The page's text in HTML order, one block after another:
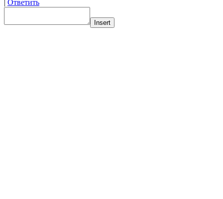
| Ответить
Insert